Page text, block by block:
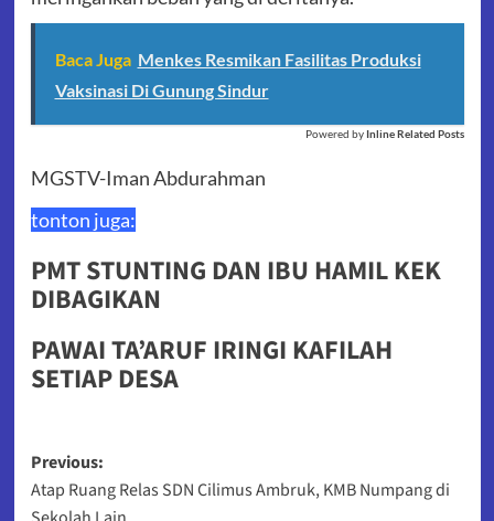
Baca Juga Menkes Resmikan Fasilitas Produksi
Vaksinasi Di Gunung Sindur
Powered by Inline Related Posts
MGSTV-Iman Abdurahman
tonton juga:
PMT STUNTING DAN IBU HAMIL KEK
DIBAGIKAN
PAWAI TA’ARUF IRINGI KAFILAH
SETIAP DESA
Post
navigation
Previous:
Atap Ruang Relas SDN Cilimus Ambruk, KMB Numpang di